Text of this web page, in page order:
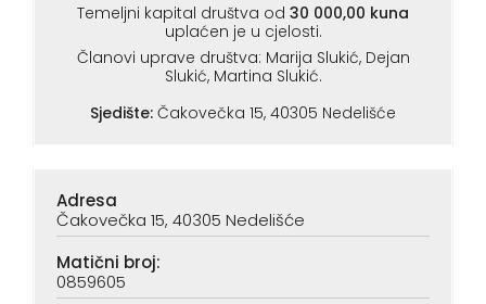
Temeljni kapital društva od 30 000,00 kuna
uplaćen je u cjelosti.
Članovi uprave društva: Marija Slukić, Dejan
Slukić, Martina Slukić.
Sjedište: Čakovečka 15, 40305 Nedelišće
Adresa
Čakovečka 15, 40305 Nedelišće
Matični broj:
0859605